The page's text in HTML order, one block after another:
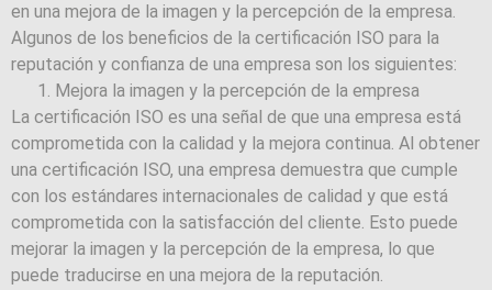
en una mejora de la imagen y la percepción de la empresa.
Algunos de los beneficios de la certificación ISO para la
reputación y confianza de una empresa son los siguientes:
Mejora la imagen y la percepción de la empresa
La certificación ISO es una señal de que una empresa está
comprometida con la calidad y la mejora continua. Al obtener
una certificación ISO, una empresa demuestra que cumple
con los estándares internacionales de calidad y que está
comprometida con la satisfacción del cliente. Esto puede
mejorar la imagen y la percepción de la empresa, lo que
puede traducirse en una mejora de la reputación.